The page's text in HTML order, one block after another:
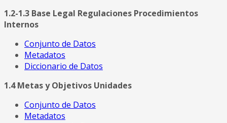
1.2-1.3 Base Legal Regulaciones Procedimientos
Internos
Conjunto de Datos
Metadatos
Diccionario de Datos
1.4 Metas y Objetivos Unidades
Conjunto de Datos
Metadatos